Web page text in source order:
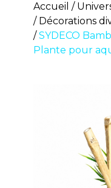
Accueil
Décorations
SYDECO
Plante pour